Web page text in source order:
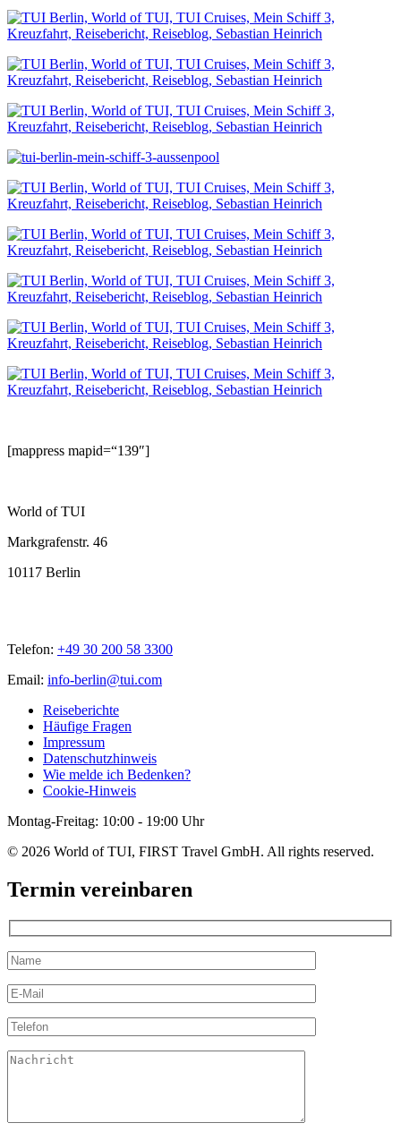
[mappress mapid=“139″]
World of TUI
Markgrafenstr. 46
10117 Berlin
Telefon: +49 30 200 58 3300
Email: info-berlin@tui.com
Reiseberichte
Häufige Fragen
Impressum
Datenschutzhinweis
Wie melde ich Bedenken?
Cookie-Hinweis
Montag-Freitag: 10:00 - 19:00 Uhr
© 2026 World of TUI, FIRST Travel GmbH. All rights reserved.
Termin vereinbaren